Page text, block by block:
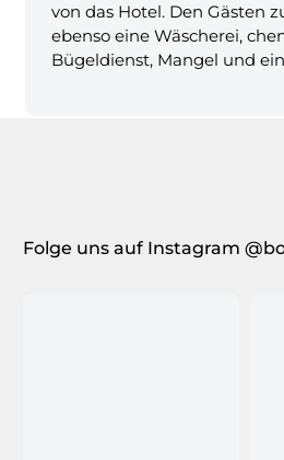
von das Hotel. Den Gästen
ebenso eine Wäscherei,
Bügeldienst, Mangel und
Folge uns auf Instagram